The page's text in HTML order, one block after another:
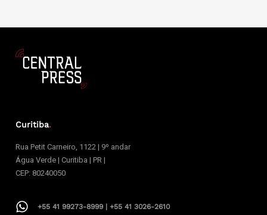
Curitiba.
Rua Petit Carneiro, 1122 | 9º andar
Água Verde | Curitiba | PR |
CEP: 80240050
+55 41 99273-8999 | +55 41 3026-2610